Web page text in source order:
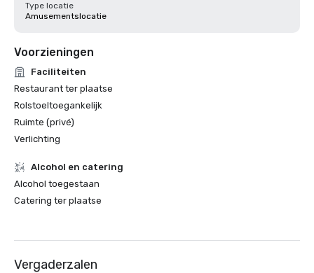
Type locatie
Amusementslocatie
Voorzieningen
Faciliteiten
Restaurant ter plaatse
Rolstoeltoegankelijk
Ruimte (privé)
Verlichting
Alcohol en catering
Alcohol toegestaan
Catering ter plaatse
Vergaderzalen